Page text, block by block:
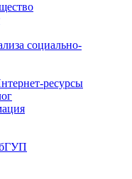
социально-
ресурсы